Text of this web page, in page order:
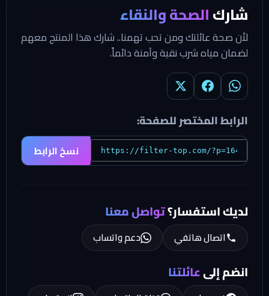
شاركالصحة والنقاء
لأن صحة عائلتك ومن تحب تهمنا.. شارك هذا المنتج معهم
لضمان مياه شرب نقية وآمنة دائماً.
الرابط المختصر للصفحة:
نسخ الرابط
لديك استفسار؟تواصل معنا
اتصال هاتفي دعم واتساب
انضم إلىعائلتنا